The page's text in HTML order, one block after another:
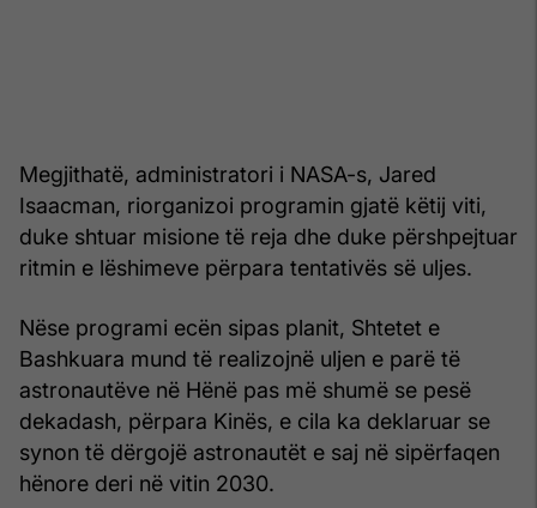
Megjithatë, administratori i NASA-s, Jared
Isaacman, riorganizoi programin gjatë këtij viti,
duke shtuar misione të reja dhe duke përshpejtuar
ritmin e lëshimeve përpara tentativës së uljes.
Nëse programi ecën sipas planit, Shtetet e
Bashkuara mund të realizojnë uljen e parë të
astronautëve në Hënë pas më shumë se pesë
dekadash, përpara Kinës, e cila ka deklaruar se
synon të dërgojë astronautët e saj në sipërfaqen
hënore deri në vitin 2030.